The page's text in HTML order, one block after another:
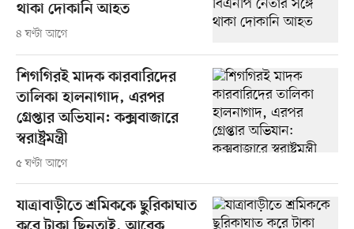
থাকা দোকানি আহত
৪ ঘণ্টা আগে
শিগগিরই মাদক কারবারিদের
তালিকা হালনাগাদ, এরপর
গ্রেপ্তার অভিযান: কক্সবাজারে
স্বরাষ্ট্রমন্ত্রী
৫ ঘণ্টা আগে
যাত্রাবাড়ীতে শ্রমিককে ছুরিকাঘাত